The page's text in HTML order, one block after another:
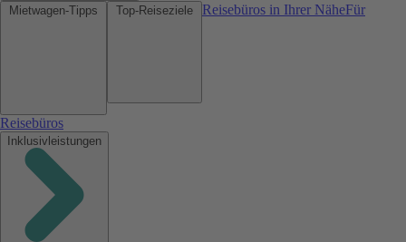
Reisebüros in Ihrer NäheFür
Reisebüros
Inklusivleistungen